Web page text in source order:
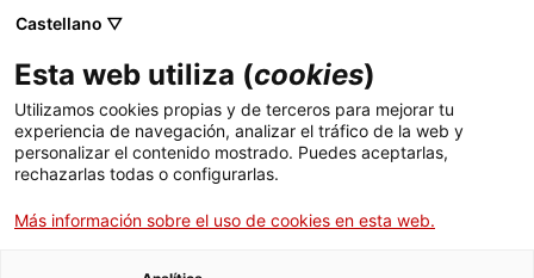
Skip to main content
de Catalunya
Castellano ▽
Esta web utiliza (cookies)
Utilizamos cookies propias y de terceros para mejorar tu
experiencia de navegación, analizar el tráfico de la web y
personalizar el contenido mostrado. Puedes aceptarlas,
rechazarlas todas o configurarlas.
Más información sobre el uso de cookies en esta web.